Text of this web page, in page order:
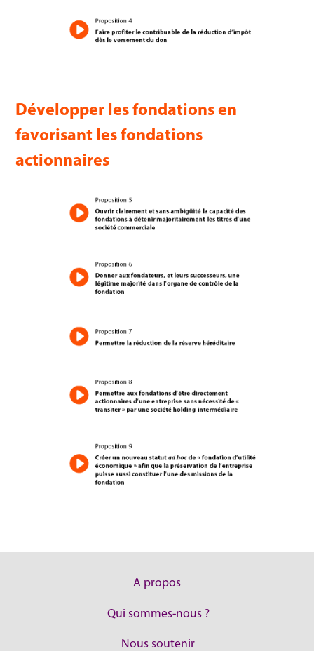
Développer les fondations en
favorisant les fondations
actionnaires
A propos
Qui sommes-nous ?
Nous soutenir